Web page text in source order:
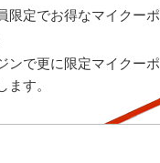
限定でお得なマイクーポ
ンで更に限定マイクーポ
ます。